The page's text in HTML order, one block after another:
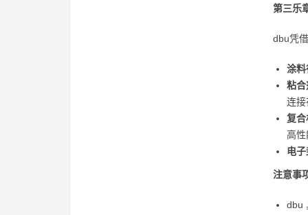
第三乐
dbu凭
涂料
粘合
连接
复合
高性
电
注意事
dbu